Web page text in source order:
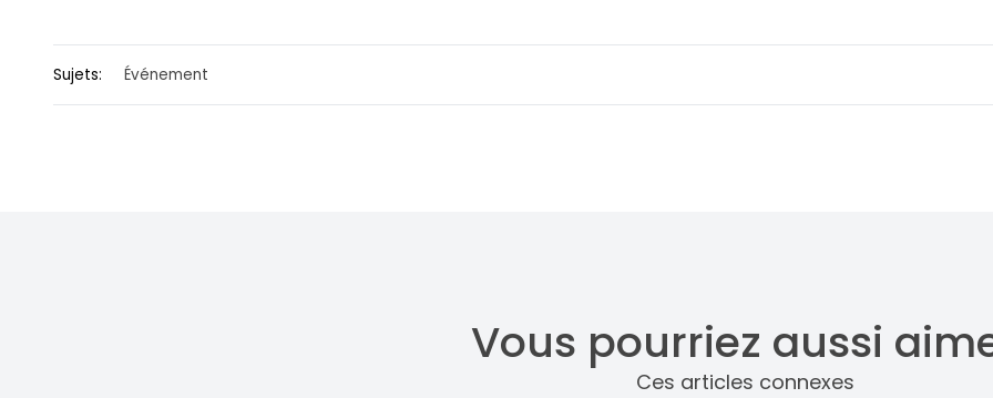
Sujets: Événement
Vous pourriez aussi
Ces articles connexes